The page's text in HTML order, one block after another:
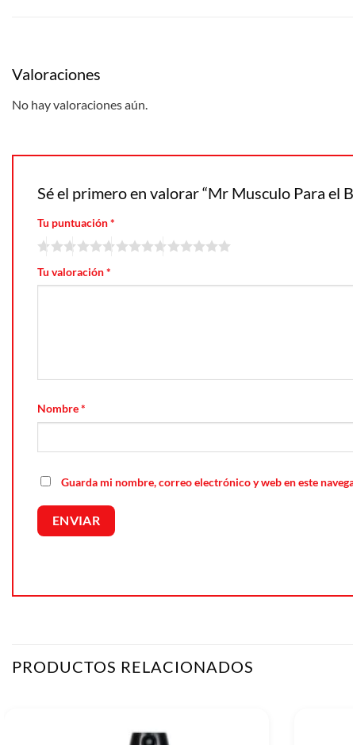
Valoraciones
No hay valoraciones aún.
Sé el primero en valorar “Mr Musculo Para el
Tu puntuación*
Tu valoración*
Nombre*
Guarda mi nombre, correo electrónico y web en este
PRODUCTOS RELACIONADOS